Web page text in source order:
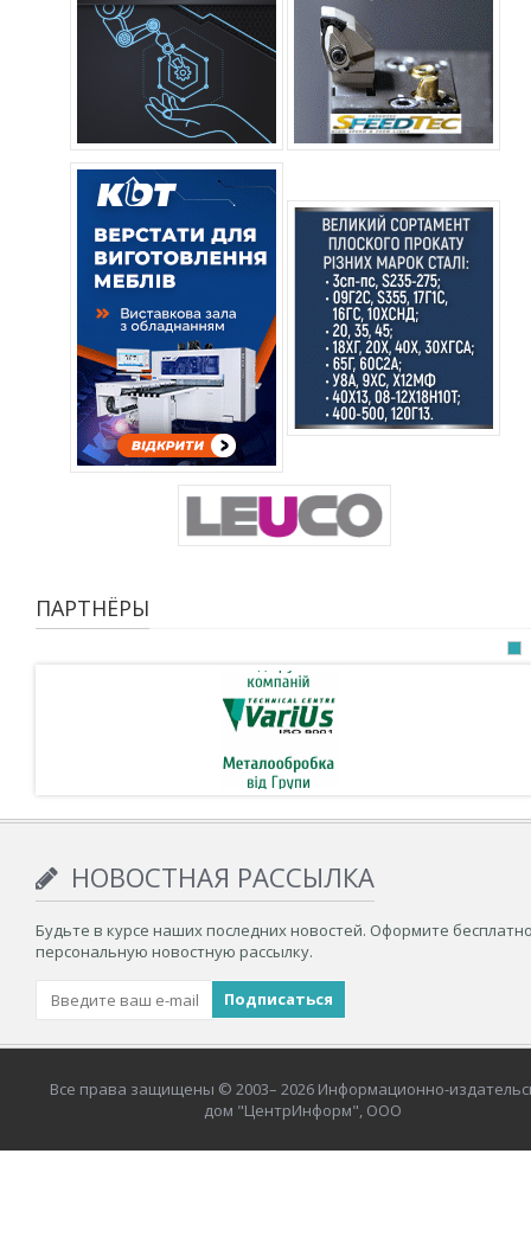
ПАРТНЁРЫ
НОВОСТНАЯ РАССЫЛКА
Будьте в курсе наших последних новостей. Оформите
персональную новостную рассылку.
Все права защищены © 2003– 2026 Информационно-
дом "ЦентрИнформ", ООО